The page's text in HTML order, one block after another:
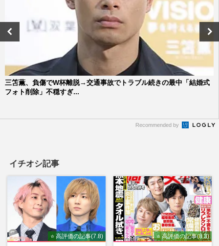
三笘薫、負傷でW杯離脱→交通事故でトラブル続きの最中「結婚式
フォト削除」不穏すぎ...
Recommended by
イチオシ記事
⭐ 高評価の記事(7.8) ⭐ 高評価の記事(8.3)